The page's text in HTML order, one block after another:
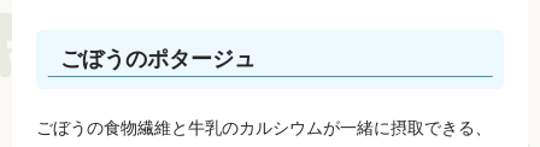
ごぼうのポタージュ
ごぼうの食物繊維と牛乳のカルシウムが一緒に摂取できる、